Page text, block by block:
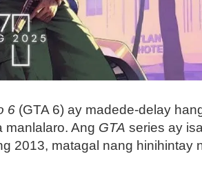
6 (GTA 6) ay madede-delay
manlalaro. Ang GTA series ay
2013, matagal nang hinihintay